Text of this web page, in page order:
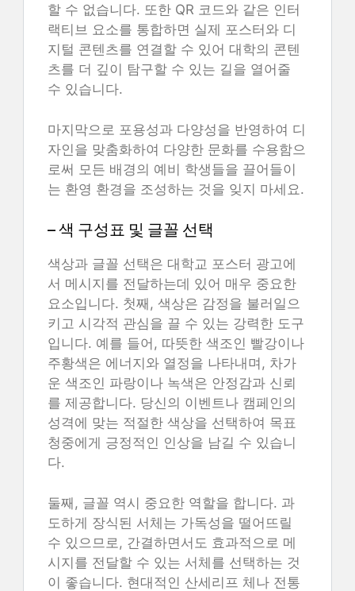
할 수 없습니다. 또한 QR 코드와 같은 인터
랙티브 요소를 통합하면 실제 포스터와 디
지털 콘텐츠를 연결할 수 있어 대학의 콘텐
츠를 더 깊이 탐구할 수 있는 길을 열어줄
수 있습니다.
마지막으로 포용성과 다양성을 반영하여 디
자인을 맞춤화하여 다양한 문화를 수용함으
로써 모든 배경의 예비 학생들을 끌어들이
는 환영 환경을 조성하는 것을 잊지 마세요.
– 색 구성표 및 글꼴 선택
색상과 글꼴 선택은 대학교 포스터 광고에
서 메시지를 전달하는데 있어 매우 중요한
요소입니다. 첫째, 색상은 감정을 불러일으
키고 시각적 관심을 끌 수 있는 강력한 도구
입니다. 예를 들어, 따뜻한 색조인 빨강이나
주황색은 에너지와 열정을 나타내며, 차가
운 색조인 파랑이나 녹색은 안정감과 신뢰
를 제공합니다. 당신의 이벤트나 캠페인의
성격에 맞는 적절한 색상을 선택하여 목표
청중에게 긍정적인 인상을 남길 수 있습니
다.
둘째, 글꼴 역시 중요한 역할을 합니다. 과
도하게 장식된 서체는 가독성을 떨어뜨릴
수 있으므로, 간결하면서도 효과적으로 메
시지를 전달할 수 있는 서체를 선택하는 것
이 좋습니다. 현대적인 산세리프 체나 전통